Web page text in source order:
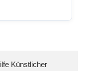
Künstlicher